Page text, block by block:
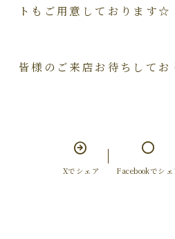
トもご用意しております☆
皆様のご来店お待ちしてお
Xでシェア Facebookでシェ